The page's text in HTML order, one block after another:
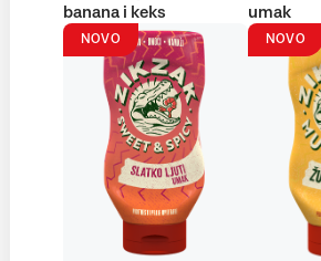
banana i keks
umak
NOVO NOVO